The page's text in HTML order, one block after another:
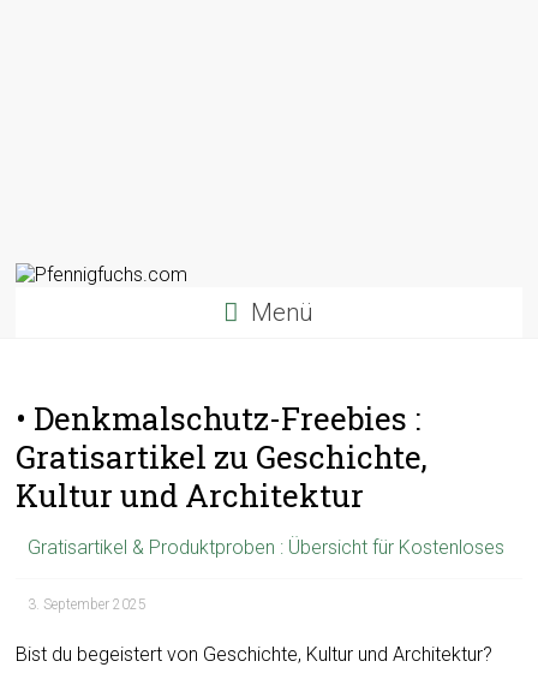
Menü
• Denkmalschutz-Freebies :
Gratisartikel zu Geschichte,
Kultur und Architektur
Gratisartikel & Produktproben : Übersicht für Kostenloses
3. September 2025
Bist du begeistert von Geschichte, Kultur und Architektur?